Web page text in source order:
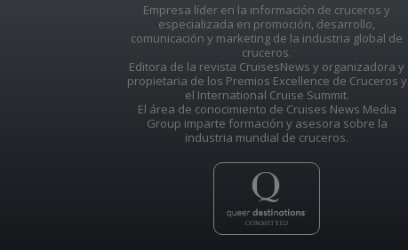
Empresa líder en la información de cruceros y
especializada en promoción, desarrollo,
comunicación y marketing de la industria global de
cruceros.
Editora de la revista CruisesNews y organizadora y
propietaria de los Premios Excellence de Cruceros y
el International Cruise Summit.
El área de conocimiento de Cruises News Media
Group imparte formación y asesora sobre la
industria mundial de cruceros.